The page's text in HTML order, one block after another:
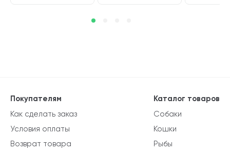
Каталог товаров
Собаки
Кошки
Рыбы
Покупателям
Как сделать заказ
Условия оплаты
Возврат товара